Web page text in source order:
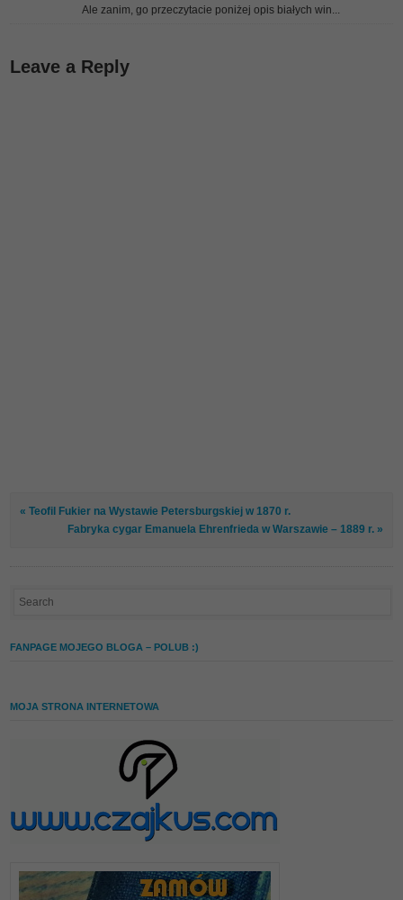
Ale zanim, go przeczytacie poniżej opis białych win...
Leave a Reply
« Teofil Fukier na Wystawie Petersburgskiej w 1870 r.
Fabryka cygar Emanuela Ehrenfrieda w Warszawie – 1889 r. »
FANPAGE MOJEGO BLOGA – POLUB :)
MOJA STRONA INTERNETOWA